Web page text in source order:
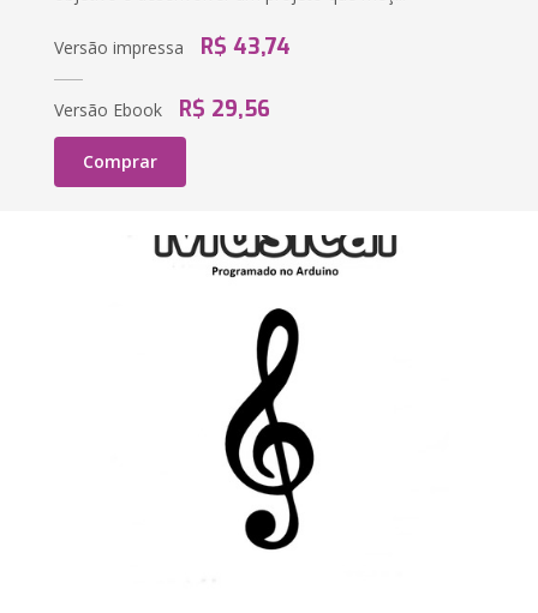
Versão impressa R$ 43,74
Versão Ebook R$ 29,56
Comprar